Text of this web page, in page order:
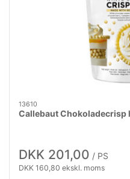
13610
Callebaut Chokoladecrisp
DKK 201,00 / PS
DKK 160,80 ekskl. moms